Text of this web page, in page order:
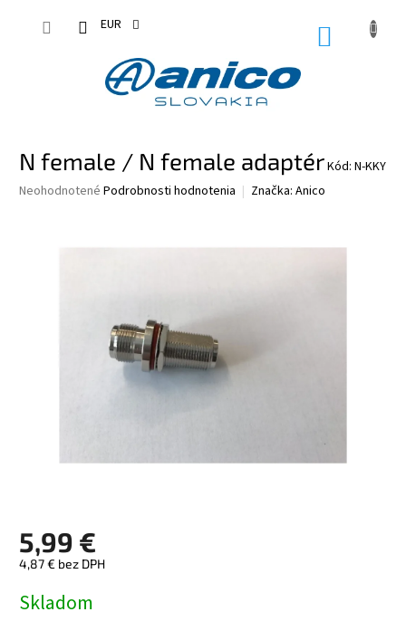
EUR
N female / N female adaptérKód: N-KKY
Priemerné
Neohodnotené Podrobnosti hodnotenia Značka: Anico
5,99 €
4,87 € bez DPH
cena:
Skladom